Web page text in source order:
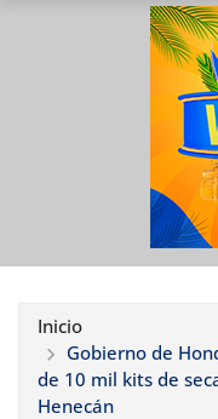
Inicio
Gobierno de
de 10 mil kits de
Henecán